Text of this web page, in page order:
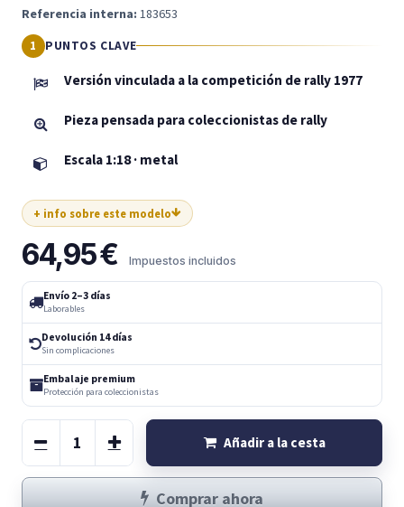
Referencia interna: 183653
PUNTOS CLAVE
Versión vinculada a la competición de rally 1977
Pieza pensada para coleccionistas de rally
Escala 1:18 · metal
+ info sobre este modelo
64,95€ Impuestos incluidos
Envío 2–3 días
Laborables
Devolución 14 días
Sin complicaciones
Embalaje premium
Protección para coleccionistas
Añadir a la cesta
Comprar ahora